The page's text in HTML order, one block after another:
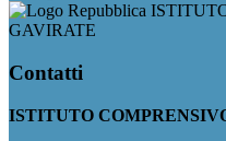
GAVIRATE
Contatti
ISTITUTO